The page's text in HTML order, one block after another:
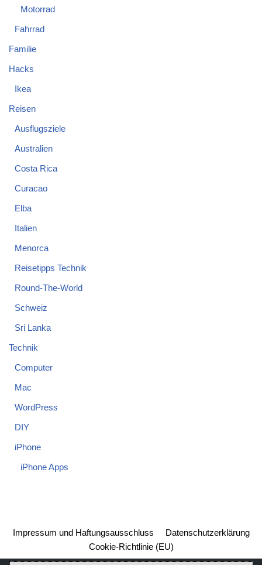
Motorrad
Fahrrad
Familie
Hacks
Ikea
Reisen
Ausflugsziele
Australien
Costa Rica
Curacao
Elba
Italien
Menorca
Reisetipps Technik
Round-The-World
Schweiz
Sri Lanka
Technik
Computer
Mac
WordPress
DIY
iPhone
iPhone Apps
Impressum und Haftungsausschluss
Datenschutzerklärung
Cookie-Richtlinie (EU)